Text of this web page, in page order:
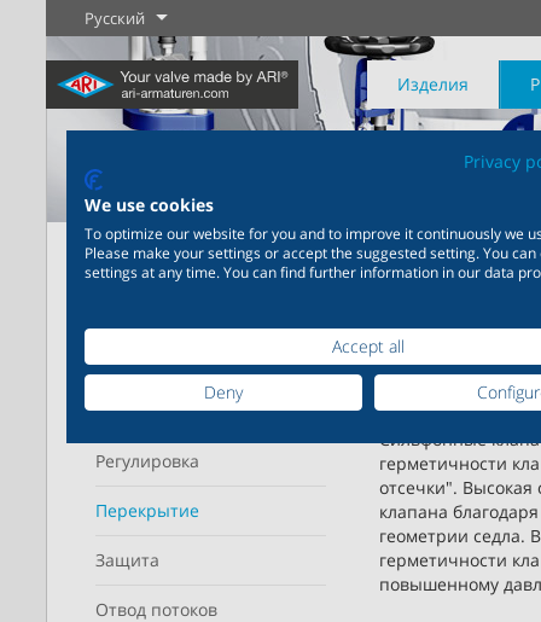
Русский
Изделия
Новые изделия Регулировка
Подробнее
Промышленность
промышленности
Подробнее
Химическая
200 000 вариантов для
химической продукции
Подробнее
Home Изделия Перекрытие
FABA –
Сильфонные
герметичности
отсечки". Высокая
клапана
геометрии седла.
герметичности
повышенному
Уточнить параметры
Рабочий диапазон
Регулировка
Перекрытие
Защита
Отвод потоков
Privacy
We use cookies
To optimize our website for you and to improve it continuously we
Please make your settings or accept the suggested setting. You
settings at any time. You can find further information in our data
Accept all
Deny